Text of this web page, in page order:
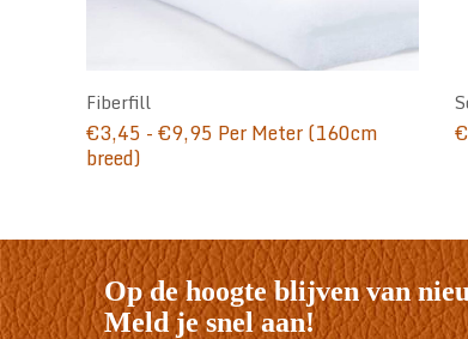
Fiberfill
€3,45 -€9,95 Prijsklasse:
Per Meter (160cm
breed)
€
Op de hoogte blijven van
Meld je snel aan!